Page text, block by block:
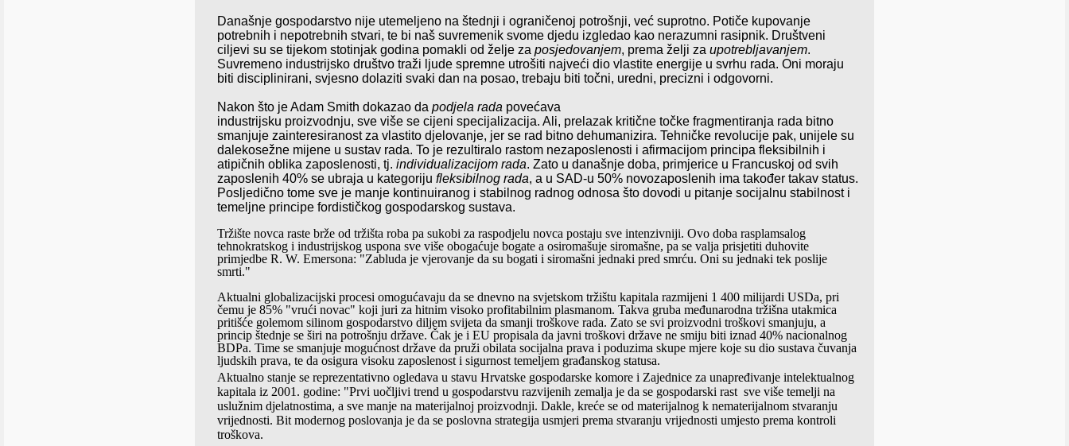
Današnje gospodarstvo nije utemeljeno na štednji i ograničenoj potrošnji, već suprotno. Potiče kupovanje
potrebnih i nepotrebnih stvari, te bi naš suvremenik svome djedu izgledao kao nerazumni rasipnik. Društveni
ciljevi su se tijekom stotinjak godina pomakli od želje za posjedovanjem, prema želji za upotrebljavanjem.
Suvremeno industrijsko društvo traži ljude spremne utrošiti najveći dio vlastite energije u svrhu rada. Oni moraju
biti disciplinirani, svjesno dolaziti svaki dan na posao, trebaju biti točni, uredni, precizni i odgovorni.
Nakon što je Adam Smith dokazao da podjela rada povećava
industrijsku proizvodnju, sve više se cijeni specijalizacija. Ali, prelazak kritične točke fragmentiranja rada bitno
smanjuje zainteresiranost za vlastito djelovanje, jer se rad bitno dehumanizira. Tehničke revolucije pak, unijele su
dalekosežne mijene u sustav rada. To je rezultiralo rastom nezaposlenosti i afirmacijom principa fleksibilnih i
atipičnih oblika zaposlenosti, tj. individualizacijom rada. Zato u današnje doba, primjerice u Francuskoj od svih
zaposlenih 40% se ubraja u kategoriju fleksibilnog rada, a u SAD-u 50% novozaposlenih ima također takav status.
Posljedično tome sve je manje kontinuiranog i stabilnog radnog odnosa što dovodi u pitanje socijalnu stabilnost i
temeljne principe fordističkog gospodarskog sustava.
Tržište novca raste brže od tržišta roba pa sukobi za raspodjelu novca postaju sve intenzivniji. Ovo doba rasplamsalog
tehnokratskog i industrijskog uspona sve više obogaćuje bogate a osiromašuje siromašne, pa se valja prisjetiti duhovite
primjedbe R. W. Emersona: "Zabluda je vjerovanje da su bogati i siromašni jednaki pred smrću. Oni su jednaki tek poslije
smrti."
Aktualni globalizacijski procesi omogućavaju da se dnevno na svjetskom tržištu kapitala razmijeni 1 400 milijardi USDa, pri
čemu je 85% "vrući novac" koji juri za hitnim visoko profitabilnim plasmanom. Takva gruba međunarodna tržišna utakmica
pritišće golemom silinom gospodarstvo diljem svijeta da smanji troškove rada. Zato se svi proizvodni troškovi smanjuju, a
princip štednje se širi na potrošnju države. Čak je i EU propisala da javni troškovi države ne smiju biti iznad 40% nacionalnog
BDPa. Time se smanjuje mogućnost države da pruži obilata socijalna prava i poduzima skupe mjere koje su dio sustava čuvanja
ljudskih prava, te da osigura visoku zaposlenost i sigurnost temeljem građanskog statusa.
Aktualno stanje se reprezentativno ogledava u stavu Hrvatske gospodarske komore i Zajednice za unapređivanje intelektualnog
kapitala iz 2001. godine: "Prvi uočljivi trend u gospodarstvu razvijenih zemalja je da se gospodarski rast sve više temelji na
uslužnim djelatnostima, a sve manje na materijalnoj proizvodnji. Dakle, kreće se od materijalnog k nematerijalnom stvaranju
vrijednosti. Bit modernog poslovanja je da se poslovna strategija usmjeri prema stvaranju vrijednosti umjesto prema kontroli
troškova.